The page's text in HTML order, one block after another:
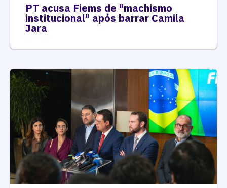
PT acusa Fiems de "machismo
institucional" após barrar Camila
Jara